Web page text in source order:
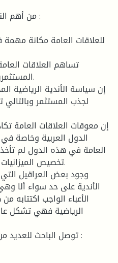
من أهم
لجذب المستثمر
الدول العربية وخاصة في
العامة في هذه الدول لم
تخصيص
الأندية على حد سواء ألا
الأعباء الواجب اكتتابه
الرياضية فهي تشكل
توصل الباحث للعديد